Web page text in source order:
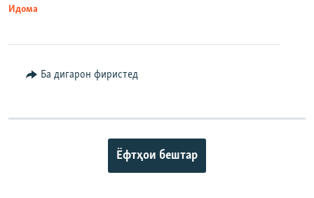
Идома
Ба дигарон фиристед
Ёфтҳои бештар